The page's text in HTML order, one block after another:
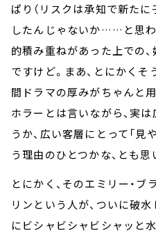
ぱり（リスクは承知で新た
したんじゃないか……と思わ
的積み重ねがあった上での
ですけど。まあ、とにかくそ
間ドラマの厚みがちゃんと
ホラーとは言いながら、実
うか、広い客層にとって「見
う理由のひとつかな、とも思
とにかく、そのエミリー・
リンという人が、ついに破
にビシャビシャビシャッと水